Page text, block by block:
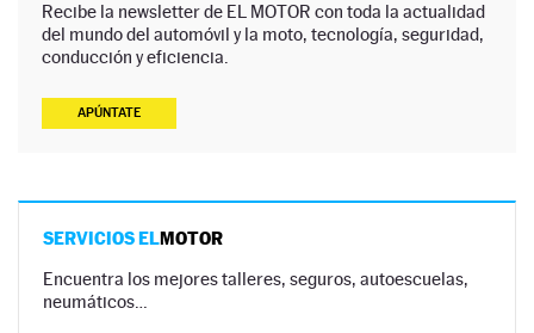
Recibe la newsletter de EL MOTOR con toda la actualidad
del mundo del automóvil y la moto, tecnología, seguridad,
conducción y eficiencia.
APÚNTATE
SERVICIOS ELMOTOR
Encuentra los mejores talleres, seguros, autoescuelas,
neumáticos…